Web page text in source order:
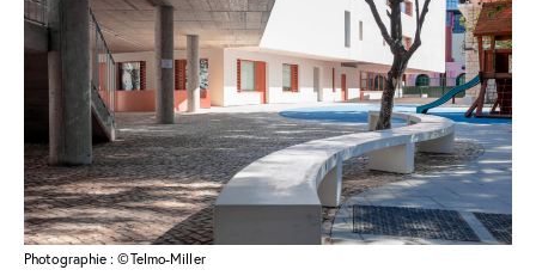
Photographie : ©Telmo-Miller